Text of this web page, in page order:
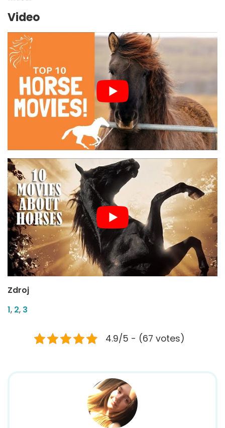
Video
Zdroj
1, 2, 3
4.9/5 - (67 votes)